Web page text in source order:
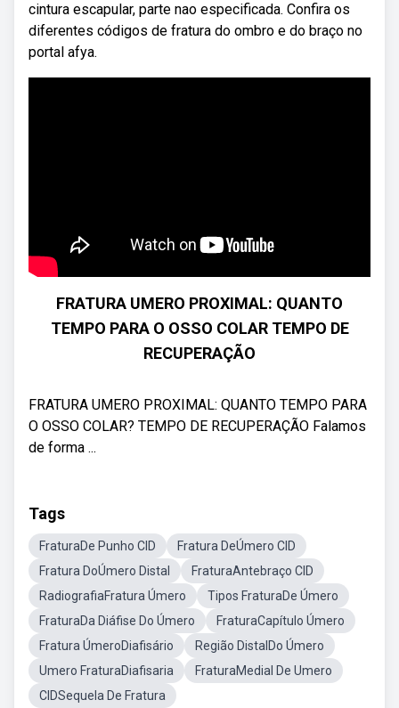
cintura escapular, parte nao especificada. Confira os
diferentes códigos de fratura do ombro e do braço no
portal afya.
FRATURA UMERO PROXIMAL: QUANTO
TEMPO PARA O OSSO COLAR TEMPO DE
RECUPERAÇÃO
FRATURA UMERO PROXIMAL: QUANTO TEMPO PARA
O OSSO COLAR? TEMPO DE RECUPERAÇÃO Falamos
de forma ...
Tags
FraturaDe Punho CID
Fratura DeÚmero CID
Fratura DoÚmero Distal
FraturaAntebraço CID
RadiografiaFratura Úmero
Tipos FraturaDe Úmero
FraturaDa Diáfise Do Úmero
FraturaCapítulo Úmero
Fratura ÚmeroDiafisário
Região DistalDo Úmero
Umero FraturaDiafisaria
FraturaMedial De Umero
CIDSequela De Fratura